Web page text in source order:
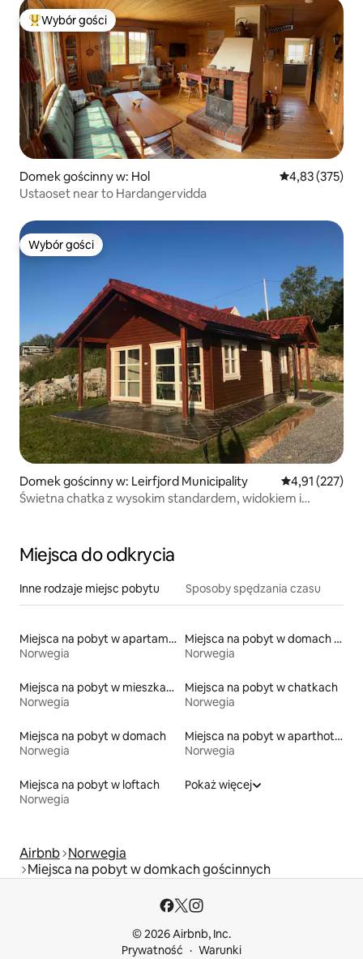
Najpopularniejsze z kategorii Wybór gości
Wybór gości
Domek gościnny w: Hol Średnia
4,83 (375)
Ustaoset near to Hardangervidda
Wybór gości
Wybór gości
Domek gościnny w: Leirfjord Municipality Średnia
4,91 (227)
Świetna chatka z wysokim standardem, widokiem i
Miejsca do odkrycia
Inne rodzaje miejsc pobytu Sposoby spędzania czasu
Miejsca na pobyt w apartamentach z obsługą
Norwegia
Miejsca na pobyt w domach kopułowych
Norwegia
Miejsca na pobyt w mieszkaniach
Norwegia
Miejsca na pobyt w chatkach
Norwegia
Miejsca na pobyt w domach
Norwegia
Miejsca na pobyt w aparthotelach
Norwegia
Miejsca na pobyt w loftach
Norwegia
Pokaż więcej
Airbnb Norwegia
Miejsca na pobyt w domkach gościnnych
© 2026 Airbnb, Inc.
Prywatność
Warunki